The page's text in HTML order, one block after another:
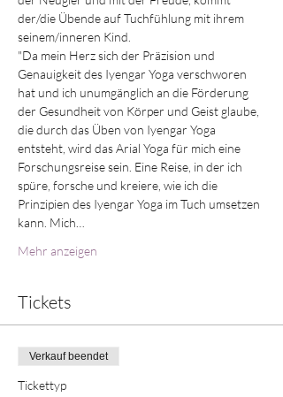
der/die Übende auf Tuchfühlung mit ihrem
seinem/inneren Kind.
"Da mein Herz sich der Präzision und
Genauigkeit des Iyengar Yoga verschworen
hat und ich unumgänglich an die Förderung
der Gesundheit von Körper und Geist glaube,
die durch das Üben von Iyengar Yoga
entsteht, wird das Arial Yoga für mich eine
Forschungsreise sein. Eine Reise, in der ich
spüre, forsche und kreiere, wie ich die
Prinzipien des Iyengar Yoga im Tuch umsetzen
kann. Mich…
Mehr anzeigen
Tickets
Verkauf beendet
Tickettyp